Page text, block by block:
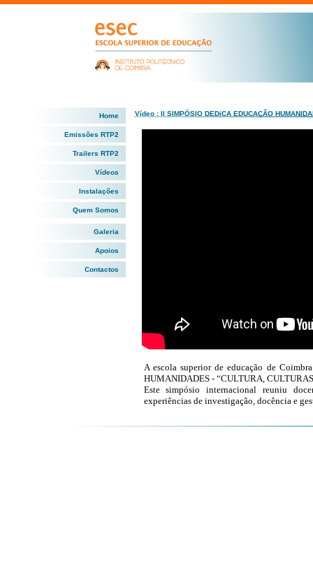
Home
Emissões RTP2
Trailers RTP2
Vídeos
Instalações
Quem Somos
Galeria
Apoios
Contactos
Vídeo : II SIMPÓSIO DEDiCA EDUCAÇÃO
A escola superior de educação de
HUMANIDADES - “CULTURA,
Este simpósio internacional reuniu
experiências de investigação, docência e